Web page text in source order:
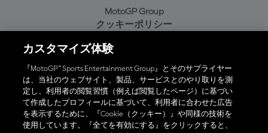
MotoGP Group
クッキーポリシー
プライバシーポリシー
購入ポリシー
オフィシャルアプリ
カスタマイズ体験
『MotoGP™ Sports Entertainment Group』とそのサプライヤー
は、当社のウェブサイト、製品、サービスとのやり取りを測
定し、利用者の閲覧習慣（例えば閲覧したページ）に基づい
て作成したプロフィールに基づいて、利用者に合わせた広告
を表示するために、『Cookie（クッキー）』や同様の技術を
使用しています。『全てを有効にする』をクリックすると、